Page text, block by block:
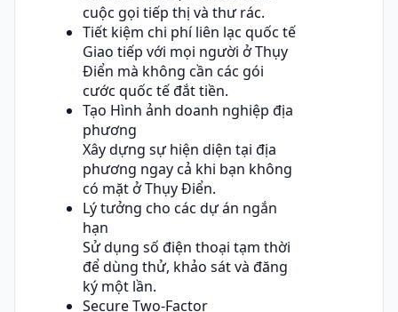
cuộc gọi tiếp thị và thư rác.
Tiết kiệm chi phí liên lạc quốc tế
Giao tiếp với mọi người ở Thụy
Điển mà không cần các gói
cước quốc tế đắt tiền.
Tạo Hình ảnh doanh nghiệp địa
phương
Xây dựng sự hiện diện tại địa
phương ngay cả khi bạn không
có mặt ở Thụy Điển.
Lý tưởng cho các dự án ngắn
hạn
Sử dụng số điện thoại tạm thời
để dùng thử, khảo sát và đăng
ký một lần.
Secure Two-Factor